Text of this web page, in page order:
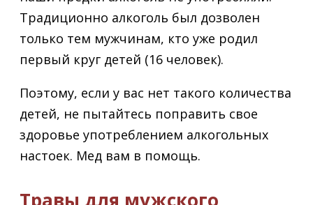
Традиционно алкоголь был дозволен
только тем мужчинам, кто уже родил
первый круг детей (16 человек).
Поэтому, если у вас нет такого количества
детей, не пытайтесь поправить свое
здоровье употреблением алкогольных
настоек. Мед вам в помощь.